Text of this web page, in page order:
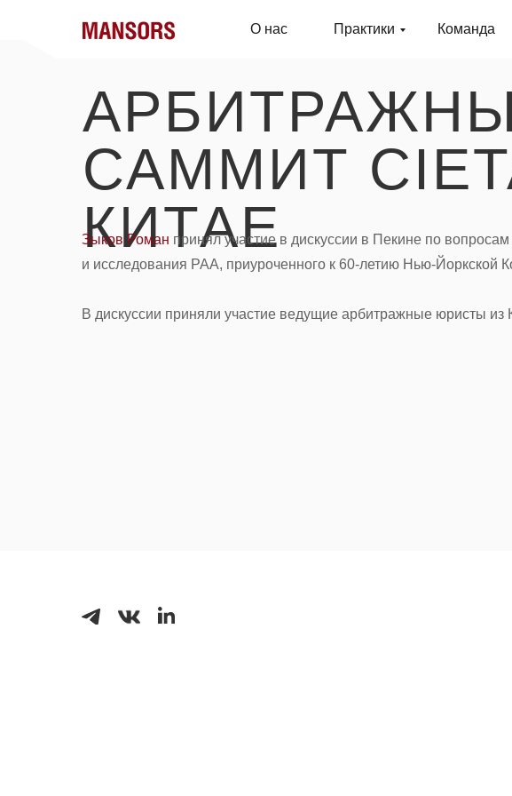
О нас Практики Команда
САММИТ
КИТАЕ
Зыков Роман принял участие в дискуссии в Пекине по
и исследования РАА, приуроченного к 60-летию Нью-Йоркской
В дискуссии приняли участие ведущие арбитражные юристы